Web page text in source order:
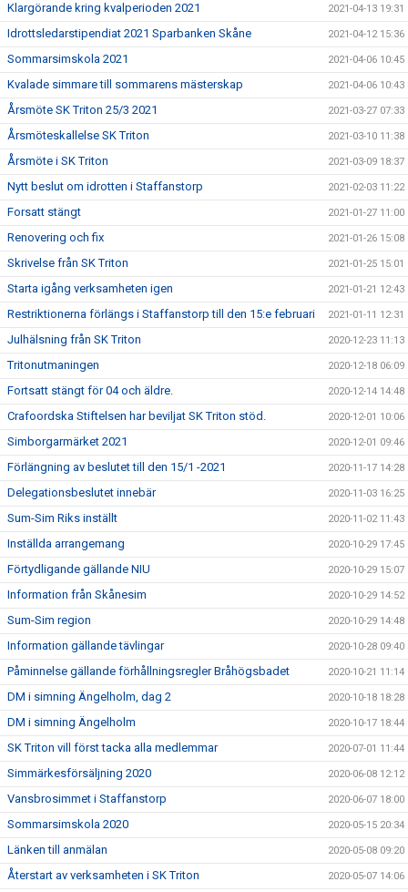
Klargörande kring kvalperioden 2021 2021-04-13 19:31
Idrottsledarstipendiat 2021 Sparbanken Skåne 2021-04-12 15:36
Sommarsimskola 2021 2021-04-06 10:45
Kvalade simmare till sommarens mästerskap 2021-04-06 10:43
Årsmöte SK Triton 25/3 2021 2021-03-27 07:33
Årsmöteskallelse SK Triton 2021-03-10 11:38
Årsmöte i SK Triton 2021-03-09 18:37
Nytt beslut om idrotten i Staffanstorp 2021-02-03 11:22
Forsatt stängt 2021-01-27 11:00
Renovering och fix 2021-01-26 15:08
Skrivelse från SK Triton 2021-01-25 15:01
Starta igång verksamheten igen 2021-01-21 12:43
Restriktionerna förlängs i Staffanstorp till den 15:e februari 2021-01-11 12:31
Julhälsning från SK Triton 2020-12-23 11:13
Tritonutmaningen 2020-12-18 06:09
Fortsatt stängt för 04 och äldre. 2020-12-14 14:48
Crafoordska Stiftelsen har beviljat SK Triton stöd. 2020-12-01 10:06
Simborgarmärket 2021 2020-12-01 09:46
Förlängning av beslutet till den 15/1 -2021 2020-11-17 14:28
Delegationsbeslutet innebär 2020-11-03 16:25
Sum-Sim Riks inställt 2020-11-02 11:43
Inställda arrangemang 2020-10-29 17:45
Förtydligande gällande NIU 2020-10-29 15:07
Information från Skånesim 2020-10-29 14:52
Sum-Sim region 2020-10-29 14:48
Information gällande tävlingar 2020-10-28 09:40
Påminnelse gällande förhållningsregler Bråhögsbadet 2020-10-21 11:14
DM i simning Ängelholm, dag 2 2020-10-18 18:28
DM i simning Ängelholm 2020-10-17 18:44
SK Triton vill först tacka alla medlemmar 2020-07-01 11:44
Simmärkesförsäljning 2020 2020-06-08 12:12
Vansbrosimmet i Staffanstorp 2020-06-07 18:00
Sommarsimskola 2020 2020-05-15 20:34
Länken till anmälan 2020-05-08 09:20
Återstart av verksamheten i SK Triton 2020-05-07 14:06